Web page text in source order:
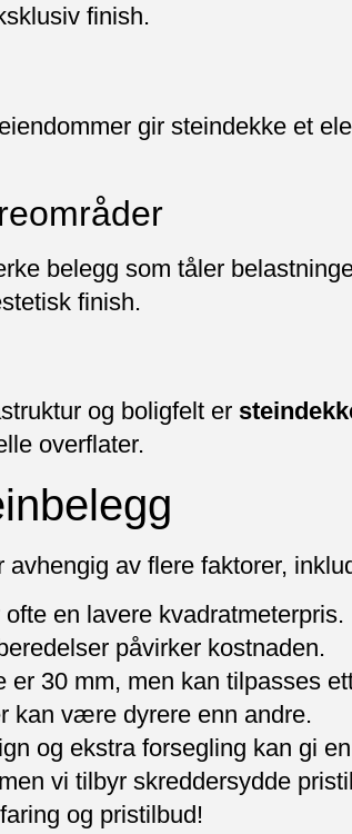
finish.
gir steindekke et
belegg som tåler
finish.
og boligfelt er
overflater.
avhengig av flere faktorer,
en lavere kvadratmeterpris.
påvirker kostnaden.
er 30 mm, men kan tilpasses
kan være dyrere enn andre.
og ekstra forsegling kan gi
vi tilbyr skreddersydde
og pristilbud!